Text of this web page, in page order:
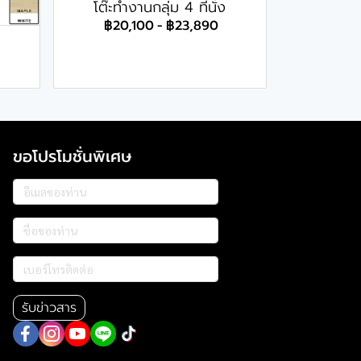
โต๊ะทำงานกลุ่ม 4 ที่นั่ง
฿20,100- ฿23,890
ขอโปรโมชั่นพิเศษ
รับข่าวสาร